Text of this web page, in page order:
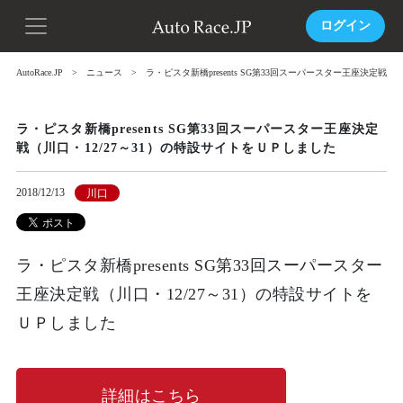
ログイン
AutoRace.JP ニュース ラ・ピスタ新橋presents SG第33回スーパースター王座決定戦
ラ・ピスタ新橋presents SG第33回スーパースター王座決定
戦（川口・12/27～31）の特設サイトをＵＰしました
2018/12/13 川口
ラ・ピスタ新橋presents SG第33回スーパースター
王座決定戦（川口・12/27～31）の特設サイトを
ＵＰしました
詳細はこちら